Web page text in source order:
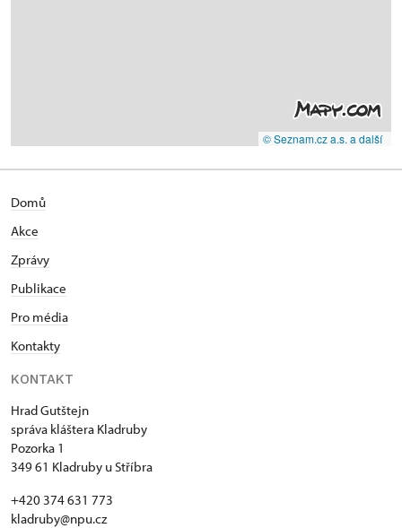
© Seznam.cz a.s. a další
Domů
Akce
Zprávy
Publikace
Pro média
Kontakty
KONTAKT
Hrad Gutštejn
správa kláštera Kladruby
Pozorka 1
349 61 Kladruby u Stříbra
+420 374 631 773
kladruby@npu.cz